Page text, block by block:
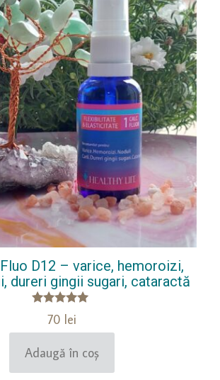
D12 – varice, hemoroizi,
dureri gingii sugari, cataractă
Evaluat la
5.00
din 5
70 lei
Adaugă în coș